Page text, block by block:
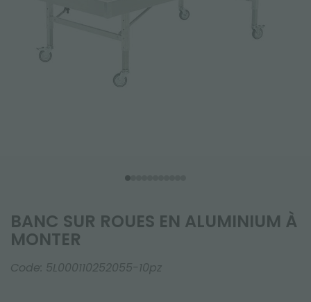
BANC SUR ROUES EN ALUMINIUM À
MONTER
Code: 5L000110252055-10pz